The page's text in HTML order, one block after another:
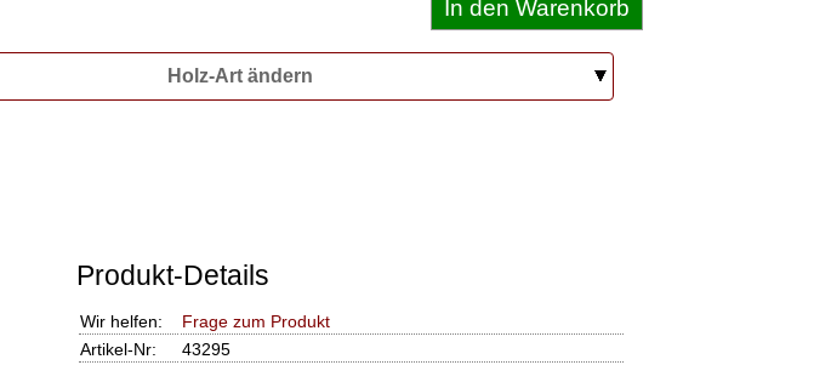
Holz-Art ändern
Produkt-Details
Wir helfen:
Frage zum Produkt
Artikel-Nr:
43295